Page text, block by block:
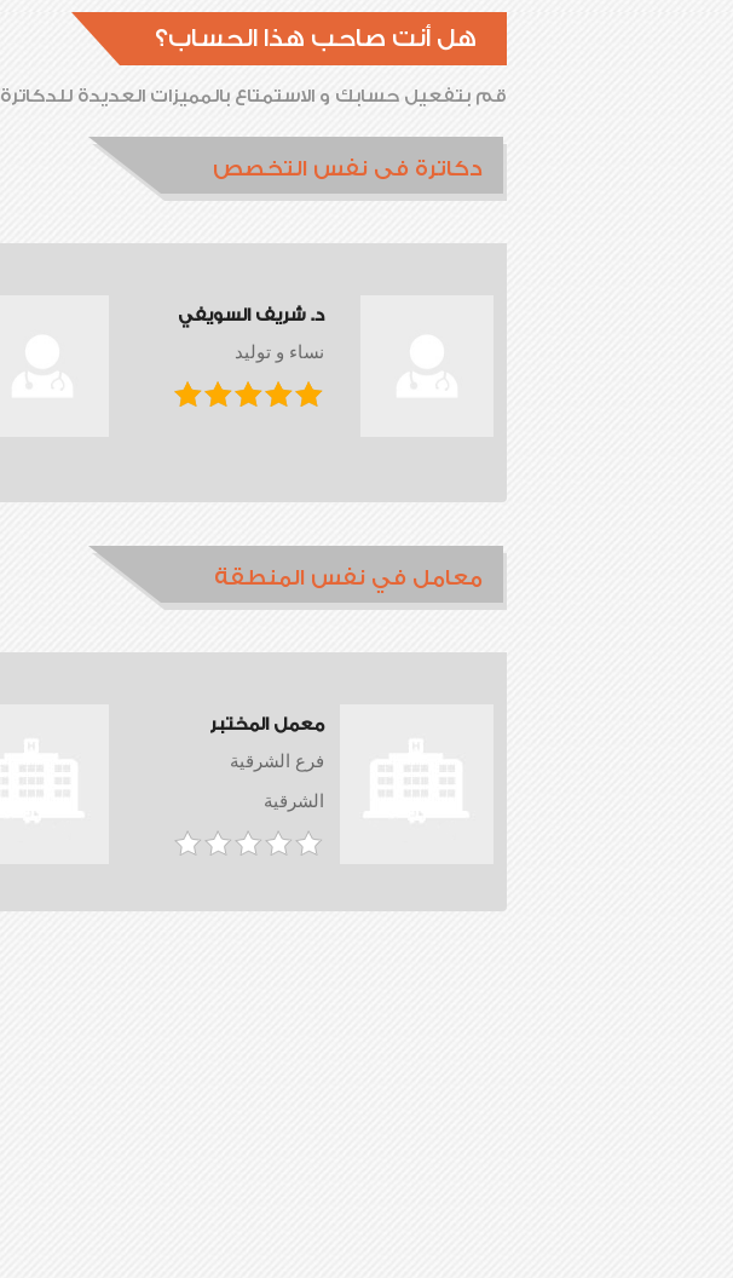
هل أنت صاحب هذا الحساب؟
قم بتفعيل حسابك و الاستمتاع بالمميزات العديدة للدكاترة
دكاترة فى نفس التخصص
د. شريف السويفي
نساء و توليد
معامل في نفس المنطقة
معمل المختبر
فرع الشرقية
الشرقية